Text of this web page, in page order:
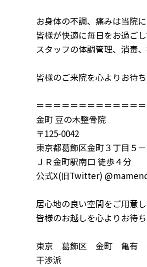
お身体の不調、痛みは当院
皆様が快適に毎日をお過ご
スタッフの体調管理、消毒
皆様のご来院を心よりお待
＝＝＝＝＝＝＝＝＝＝＝＝
金町 豆の木整骨院
〒125-0042
東京都葛飾区金町３丁目５－
ＪＲ金町駅南口 徒歩４分
公式X(旧Twitter)
居心地の良い空間をご用意し
皆様のお越しを心よりお待ち
東京 葛飾区 金町 亀有
干渉派